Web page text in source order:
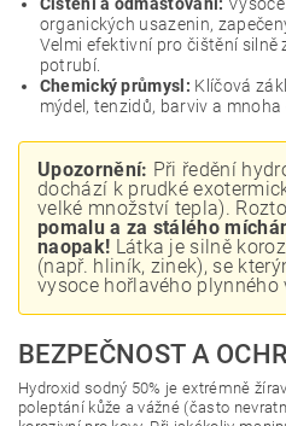
organických usazenin,
Velmi efektivní pro čištění silně
potrubí.
Chemický průmysl: Klíčová
mýdel, tenzidů, barviv a mnoha
Upozornění: Při ředění
dochází k prudké
velké množství tepla).
pomalu a za stálého
naopak! Látka je silně
(např. hliník, zinek), se
vysoce hořlavého plynného
BEZPEČNOST A
Hydroxid sodný 50% je extrémně
poleptání kůže a vážné (často